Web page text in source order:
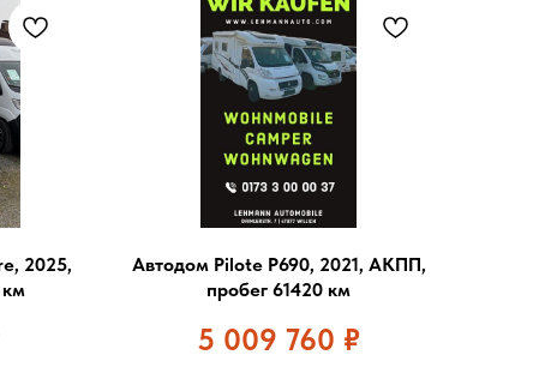
2025,
Автодом Pilote P690, 2021, АКПП,
пробег 61420 км
5 009 760 ₽